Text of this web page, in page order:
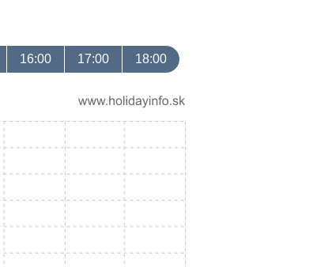
16:00 17:00 18:00